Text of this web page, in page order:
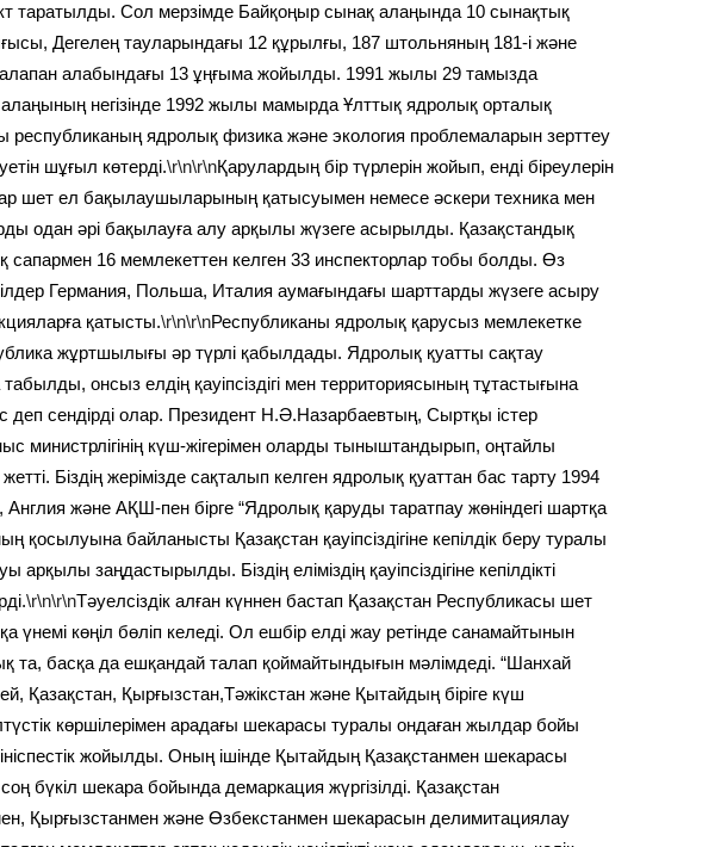
таратылды. Сол мерзімде Байқоңыр сынақ алаңында 10 сынақтық
Дегелең тауларындағы 12 құрылғы, 187 штольняның 181-і және
алабындағы 13 ұңғыма жойылды. 1991 жылы 29 тамызда
негізінде 1992 жылы мамырда Ұлттық ядролық орталық
республиканың ядролық физика және экология проблемаларын зерттеу
шұғыл көтерді.\r\n\r\nҚарулардың бір түрлерін жойып, енді біреулерін
шет ел бақылаушыларының қатысуымен немесе әскери техника мен
одан әрі бақылауға алу арқылы жүзеге асырылды. Қазақстандық
сапармен 16 мемлекеттен келген 33 инспекторлар тобы болды. Өз
Германия, Польша, Италия аумағындағы шарттарды жүзеге асыру
қатысты.\r\n\r\nРеспубликаны ядролық қарусыз мемлекетке
жұртшылығы әр түрлі қабылдады. Ядролық қуатты сақтау
онсыз елдің қауіпсіздігі мен территориясының тұтастығына
деп сендірді олар. Президент Н.Ә.Назарбаевтың, Сыртқы істер
министрлігінің күш-жігерімен оларды тыныштандырып, оңтайлы
Біздің жерімізде сақталып келген ядролық қуаттан бас тарту 1994
және АҚШ-пен бірге “Ядролық қаруды таратпау жөніндегі шартқа
қосылуына байланысты Қазақстан қауіпсіздігіне кепілдік беру туралы
заңдастырылды. Біздің еліміздің қауіпсіздігіне кепілдікті
\r\n\r\nТәуелсіздік алған күннен бастап Қазақстан Республикасы шет
үнемі көңіл бөліп келеді. Ол ешбір елді жау ретінде санамайтынын
та, басқа да ешқандай талап қоймайтындығын мәлімдеді. “Шанхай
Қазақстан, Қырғызстан,Тәжікстан және Қытайдың біріге күш
көршілерімен арадағы шекарасы туралы ондаған жылдар бойы
жойылды. Оның ішінде Қытайдың Қазақстанмен шекарасы
бүкіл шекара бойында демаркация жүргізілді. Қазақстан
Қырғызстанмен және Өзбекстанмен шекарасын делимитациялау